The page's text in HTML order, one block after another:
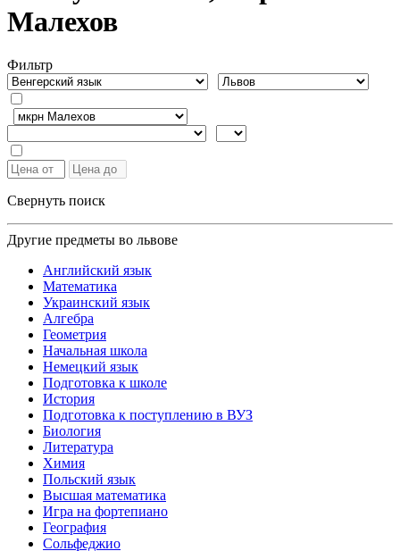
Малехов
Фильтр
Свернуть поиск
Другие предметы во львове
Английский язык
Математика
Украинский язык
Алгебра
Геометрия
Начальная школа
Немецкий язык
Подготовка к школе
История
Подготовка к поступлению в ВУЗ
Биология
Литература
Химия
Польский язык
Высшая математика
Игра на фортепиано
География
Сольфеджио